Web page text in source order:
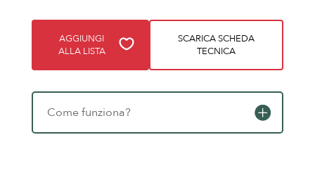
AGGIUNGI
ALLA LISTA
SCARICA SCHEDA
TECNICA
Come funziona?